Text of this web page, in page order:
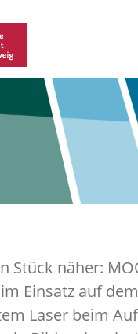
Stück näher:
Einsatz auf
Laser beim